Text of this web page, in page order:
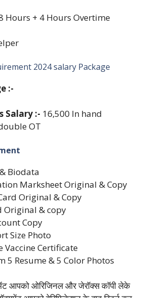
Hours + 4 Hours Overtime
2024 salary Package
:-
Salary :- 16,500 In hand
OT
Biodata
Marksheet Original & Copy
Original & Copy
Original & copy
Copy
Size Photo
Vaccine Certificate
5 Resume & 5 Color Photos
आपको ओरिजिनल और जेरॉक्स कॉपी लेके